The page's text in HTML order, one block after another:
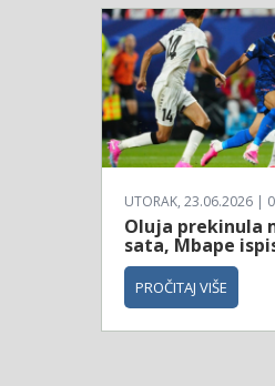
UTORAK, 23.06.2026 |
Oluja prekinula
sata, Mbape
PROČITAJ VIŠE